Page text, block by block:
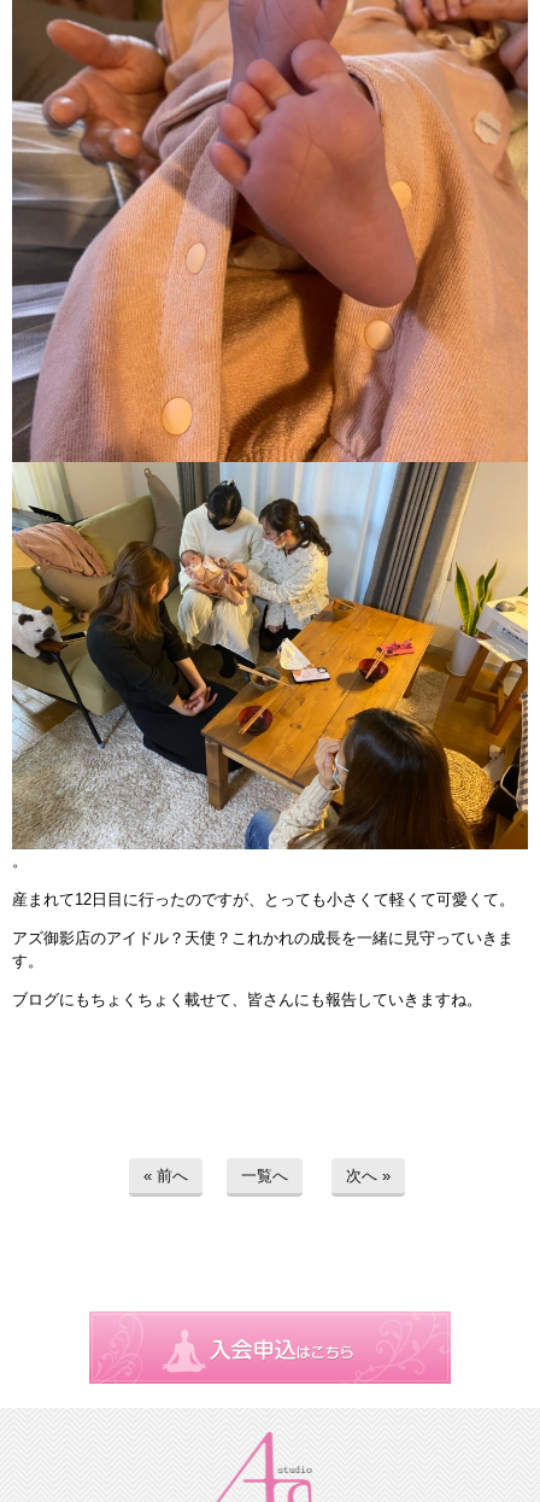
。
産まれて12日目に行ったのですが、とっても小さくて軽くて可愛くて。
アズ御影店のアイドル？天使？これかれの成長を一緒に見守っていきま
す。
ブログにもちょくちょく載せて、皆さんにも報告していきますね。
« 前へ 一覧へ 次へ »
指導員育成コース
セミナー開催
スタッフブログ
お問い合わせ
採用情報
プライバシーポリシー